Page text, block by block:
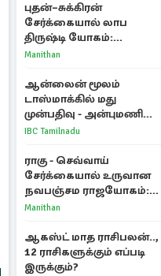
புதன்–சுக்கிரன்
சேர்க்கையால் லாப
திருஷ்டி யோகம்:
அதிர்ஷ்டம் பெறும் டாப் 3
Manithan
ஆன்லைன் மூலம்
டாஸ்மாக்கில் மது
முன்பதிவு - அன்புமணி
ராமதாஸ் எதிர்ப்பு
IBC Tamilnadu
ராகு - செவ்வாய்
சேர்க்கையால் உருவான
நவபஞ்சம ராஜயோகம்:
அதிர்ஷ்டம் பெறும் 3
Manithan
ஆகஸ்ட் மாத ராசிபலன்..,
12 ராசிகளுக்கும் எப்படி
இருக்கும்?